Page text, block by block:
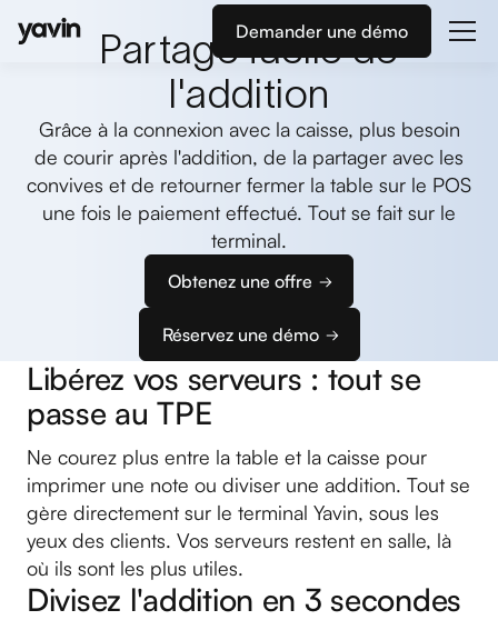
Demander une démo
Partage facile de
l'addition
Grâce à la connexion avec la caisse, plus besoin
de courir après l'addition, de la partager avec les
convives et de retourner fermer la table sur le POS
une fois le paiement effectué. Tout se fait sur le
terminal.
Obtenez une offre
Réservez une démo
Libérez vos serveurs : tout se
passe au TPE
Ne courez plus entre la table et la caisse pour
imprimer une note ou diviser une addition. Tout se
gère directement sur le terminal Yavin, sous les
yeux des clients. Vos serveurs restent en salle, là
où ils sont les plus utiles.
Divisez l'addition en 3 secondes